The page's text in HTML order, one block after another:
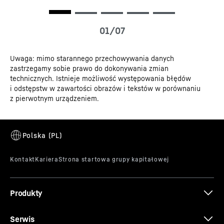
Wymienne uszczelki drzwi
Oszczędność czasu i pieniędzy: wciskane uszczelki
drzwiowe Liebherr można z łatwością wymieniać. Jeśli
uszczelka jest uszkodzona, użytkownik może wymienić
ją samodzielnie, bez żadnych narzędzi.
Certyfikat CE
Uwaga: mimo starannego przechowywania danych
zastrzegamy sobie prawo do dokonywania zmian
technicznych. Istnieje możliwość występowania błędów
i odstępstw w zawartości obrazów i tekstów w porównaniu
z pierwotnym urządzeniem.
Produkty
Serwis